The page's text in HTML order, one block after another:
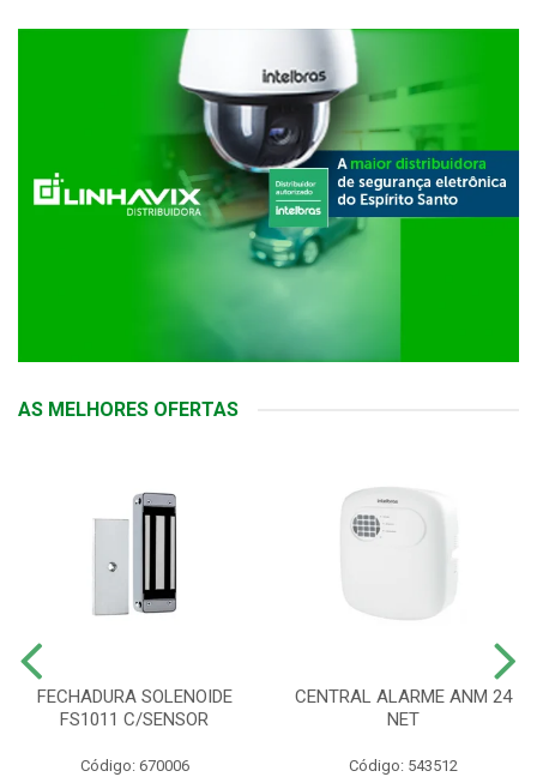
AS MELHORES OFERTAS
FECHADURA SOLENOIDE
FS1011 C/SENSOR
Código: 670006
CENTRAL ALARME ANM 24
NET
Código: 543512